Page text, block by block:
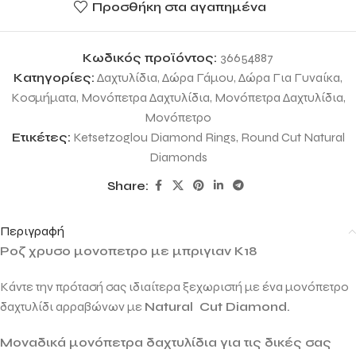
Προσθήκη στα αγαπημένα
Κωδικός προϊόντος: 36654887
Κατηγορίες: Δαχτυλίδια, Δώρα Γάμου, Δώρα Για Γυναίκα,
Κοσμήματα, Μονόπετρα Δαχτυλίδια, Μονόπετρα Δαχτυλίδια,
Μονόπετρο
Ετικέτες: Ketsetzoglou Diamond Rings, Round Cut Natural
Diamonds
Share:
Περιγραφή
Ροζ χρυσο μονοπετρο με μπριγιαν Κ18
Κάντε την πρότασή σας ιδιαίτερα ξεχωριστή με ένα μονόπετρο
δαχτυλίδι αρραβώνων με Natural Cut Diamond.
Μοναδικά μονόπετρα δαχτυλίδια για τις δικές σας